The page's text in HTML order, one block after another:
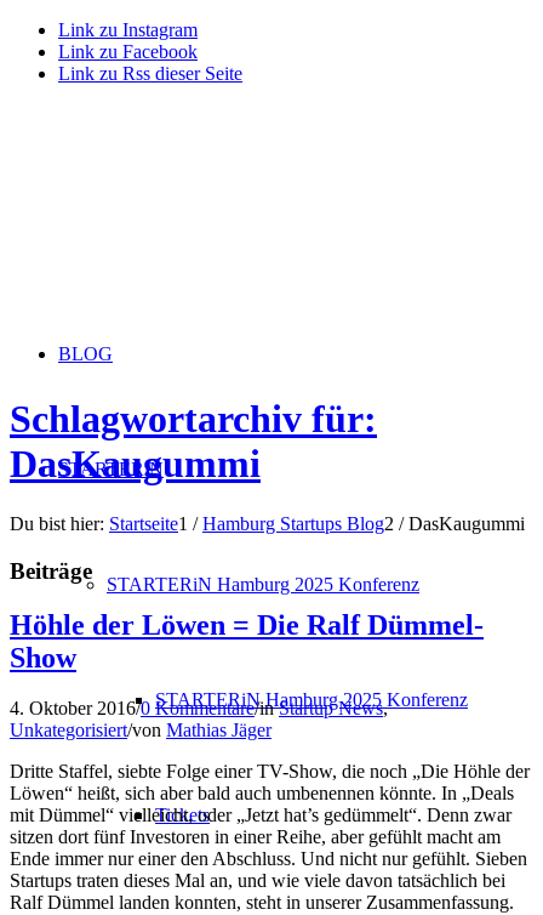
Link zu Instagram
Link zu Facebook
Link zu Rss dieser Seite
BLOG
STARTERiN
STARTERiN Hamburg 2025 Konferenz
STARTERiN Hamburg 2025 Konferenz
Tickets
Schlagwortarchiv für:
DasKaugummi
Du bist hier: Startseite1 / Hamburg Startups Blog2 / DasKaugummi
Beiträge
Höhle der Löwen = Die Ralf Dümmel-
Show
4. Oktober 2016/0 Kommentare/inStartup News,
Unkategorisiert/von Mathias Jäger
Dritte Staffel, siebte Folge einer TV-Show, die noch „Die Höhle der
Löwen“ heißt, sich aber bald auch umbenennen könnte. In „Deals
mit Dümmel“ vielleicht, oder „Jetzt hat’s gedümmelt“. Denn zwar
sitzen dort fünf Investoren in einer Reihe, aber gefühlt macht am
Ende immer nur einer den Abschluss. Und nicht nur gefühlt. Sieben
Startups traten dieses Mal an, und wie viele davon tatsächlich bei
Ralf Dümmel landen konnten, steht in unserer Zusammenfassung.